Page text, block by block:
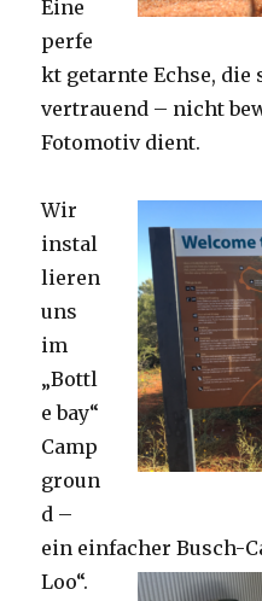
Eine
perfe
kt getarnte Echse,
vertrauend – nicht
Fotomotiv dient.
Wir
instal
lieren
uns
im
„Bottl
e bay“
Camp
groun
d –
ein einfacher Busch-
Loo“.